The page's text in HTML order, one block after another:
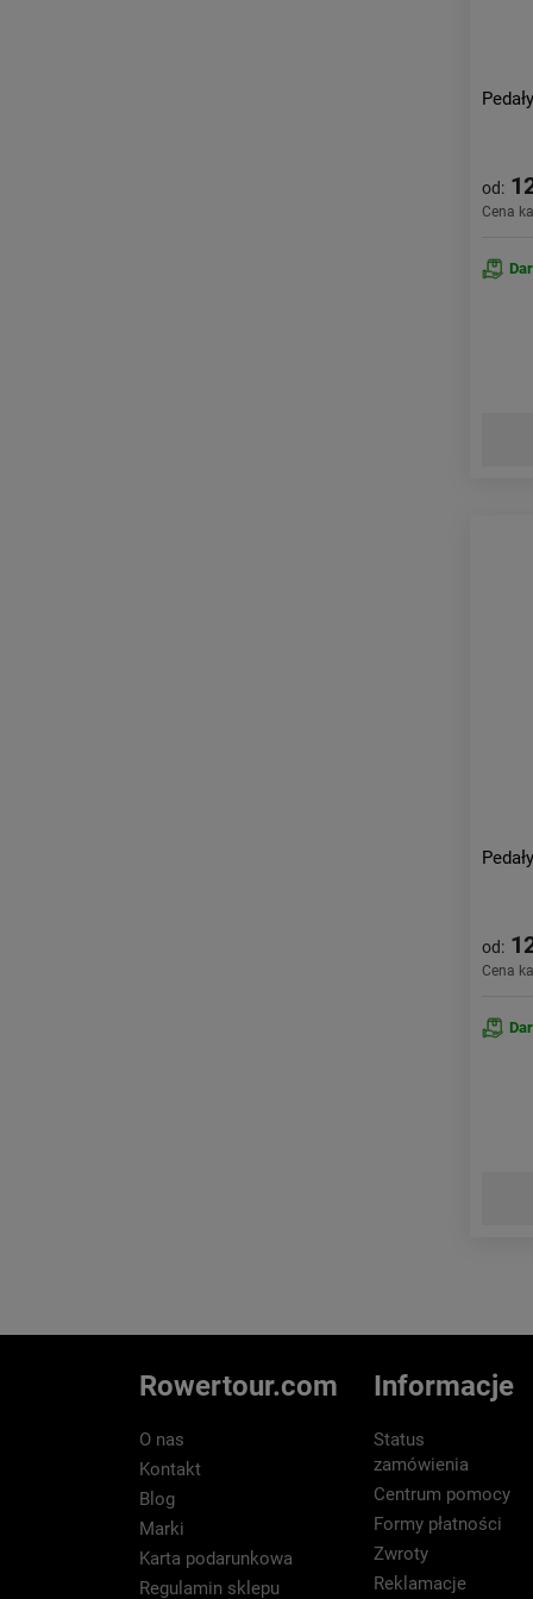
od:
Cena
od:
Cena
Rowertour.com
O nas
Kontakt
Blog
Marki
Karta podarunkowa
Regulamin sklepu
Informacje
Status
zamówienia
Centrum pomocy
Formy płatności
Zwroty
Reklamacje